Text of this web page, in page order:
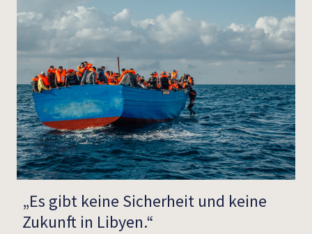
„Es gibt keine Sicherheit und keine
Zukunft in Libyen.“